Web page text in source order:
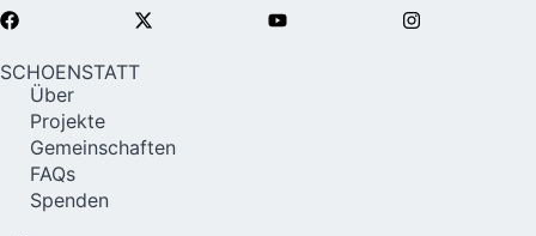
SCHOENSTATT
Über
Projekte
Gemeinschaften
FAQs
Spenden